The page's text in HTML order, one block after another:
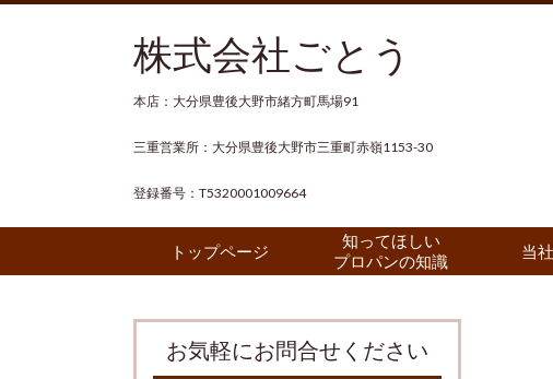
株式会社ごとう
本店：大分県豊後大野市緒方町馬場91
三重営業所：大分県豊後大野市三重町赤嶺1153-30
登録番号：T5320001009664
トップページ
知ってほしい
プロパンの知識
当
お気軽にお問合せください